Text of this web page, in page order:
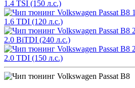
1.4 TSI (150 л.с.)
1.6 TDI (120 л.с.)
2.0 BiTDI (240 л.с.)
2.0 TDI (150 л.с.)